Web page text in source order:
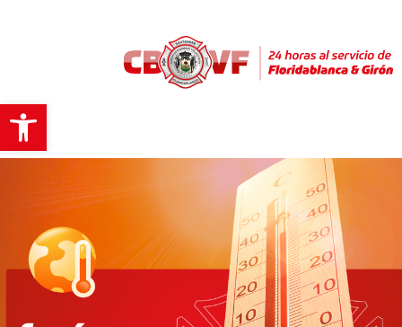
Abrir barra de herramientas